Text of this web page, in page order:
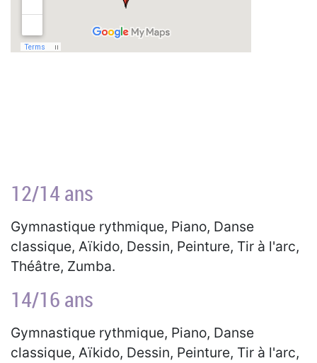
12/14 ans
Gymnastique rythmique, Piano, Danse
classique, Aïkido, Dessin, Peinture, Tir à l'arc,
Théâtre, Zumba.
14/16 ans
Gymnastique rythmique, Piano, Danse
classique, Aïkido, Dessin, Peinture, Tir à l'arc,